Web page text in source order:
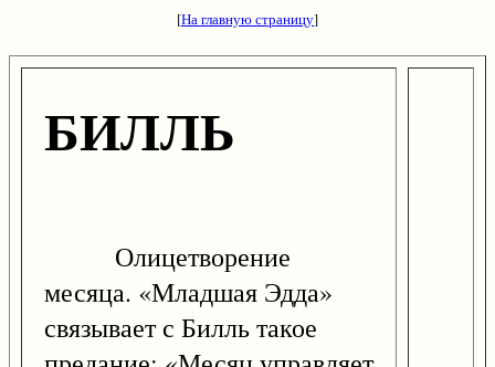
[На главную страницу]
БИЛЛЬ
Олицетворение
месяца. «Младшая Эдда»
связывает с Билль такое